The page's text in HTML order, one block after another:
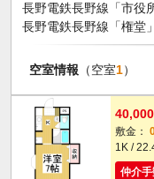
長野電鉄長野線「市役
長野電鉄長野線「権堂
空室情報 （空室1）
敷金：
1K /
仲介